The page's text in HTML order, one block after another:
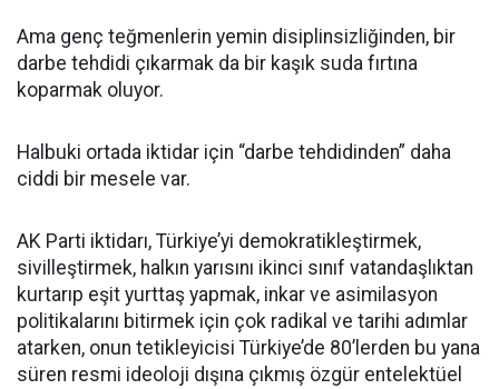
Ama genç teğmenlerin yemin disiplinsizliğinden, bir
darbe tehdidi çıkarmak da bir kaşık suda fırtına
koparmak oluyor.
Halbuki ortada iktidar için “darbe tehdidinden” daha
ciddi bir mesele var.
AK Parti iktidarı, Türkiye’yi demokratikleştirmek,
sivilleştirmek, halkın yarısını ikinci sınıf vatandaşlıktan
kurtarıp eşit yurttaş yapmak, inkar ve asimilasyon
politikalarını bitirmek için çok radikal ve tarihi adımlar
atarken, onun tetikleyicisi Türkiye’de 80’lerden bu yana
süren resmi ideoloji dışına çıkmış özgür entelektüel